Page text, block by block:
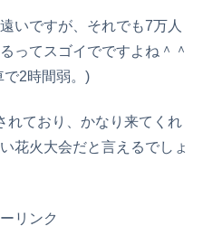
いですが、それでも7万人
ってスゴイでですよね＾＾
で2時間弱。)
れており、かなり来てくれ
花火大会だと言えるでしょ
リンク